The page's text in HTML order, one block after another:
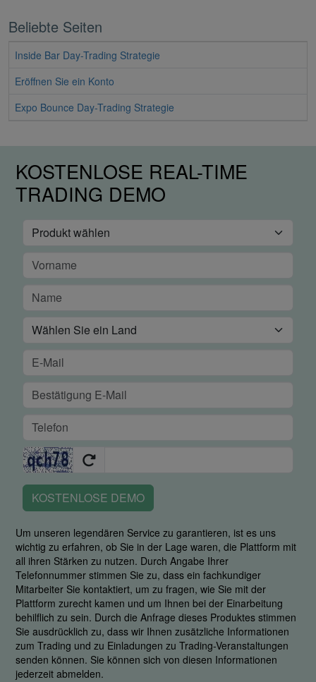
Beliebte Seiten
Inside Bar Day-Trading Strategie
Eröffnen Sie ein Konto
Expo Bounce Day-Trading Strategie
KOSTENLOSE REAL-TIME
TRADING DEMO
KOSTENLOSE DEMO
Um unseren legendären Service zu garantieren, ist es uns
wichtig zu erfahren, ob Sie in der Lage waren, die Plattform mit
all ihren Stärken zu nutzen. Durch Angabe Ihrer
Telefonnummer stimmen Sie zu, dass ein fachkundiger
Mitarbeiter Sie kontaktiert, um zu fragen, wie Sie mit der
Plattform zurecht kamen und um Ihnen bei der Einarbeitung
behilflich zu sein. Durch die Anfrage dieses Produktes stimmen
Sie ausdrücklich zu, dass wir Ihnen zusätzliche Informationen
zum Trading und zu Einladungen zu Trading-Veranstaltungen
senden können. Sie können sich von diesen Informationen
jederzeit abmelden.